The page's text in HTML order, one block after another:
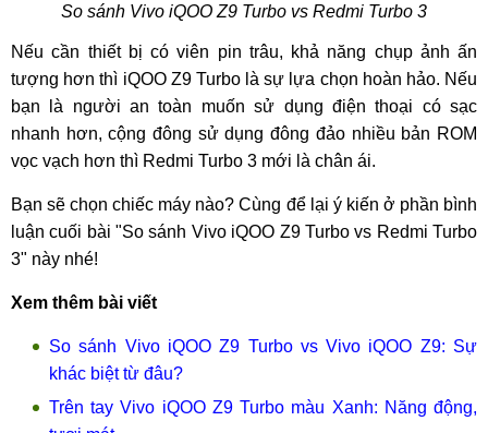
So sánh Vivo iQOO Z9 Turbo vs Redmi Turbo 3
Nếu cần thiết bị có viên pin trâu, khả năng chụp ảnh ấn
tượng hơn thì iQOO Z9 Turbo là sự lựa chọn hoàn hảo. Nếu
bạn là người an toàn muốn sử dụng điện thoại có sạc
nhanh hơn, cộng đông sử dụng đông đảo nhiều bản ROM
vọc vạch hơn thì Redmi Turbo 3 mới là chân ái.
Bạn sẽ chọn chiếc máy nào? Cùng để lại ý kiến ở phần bình
luận cuối bài "So sánh Vivo iQOO Z9 Turbo vs Redmi Turbo
3" này nhé!
Xem thêm bài viết
So sánh Vivo iQOO Z9 Turbo vs Vivo iQOO Z9: Sự
khác biệt từ đâu?
Trên tay Vivo iQOO Z9 Turbo màu Xanh: Năng động,